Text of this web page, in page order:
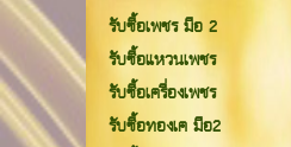
รับซื้อเพชร มือ 2
รับซื้อแหวนเพชร
รับซื้อเครื่องเพชร
รับซื้อทองเค มือ2